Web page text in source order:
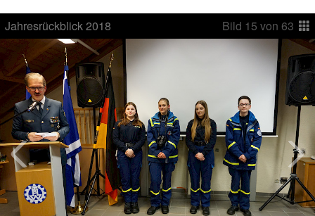
Jahresrückblick 2018 Bild 15 von 63